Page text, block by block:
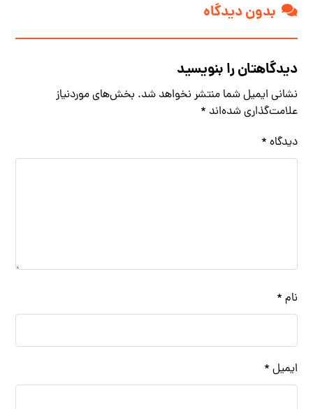
بدون دیدگاه
دیدگاهتان را بنویسید
نشانی ایمیل شما منتشر نخواهد شد. بخش‌های موردنیاز
علامت‌گذاری شده‌اند *
دیدگاه *
نام *
ایمیل *